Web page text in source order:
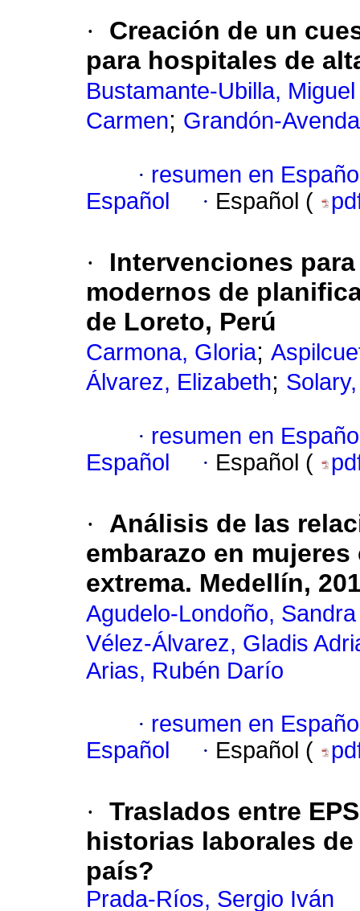
·
Creación de un
para hospitales de
Bustamante-Ubilla,
Carmen; Grandón-
· resumen en
Español
· Español (
·
Intervenciones
modernos de
de Loreto, Perú
Carmona, Gloria;
Álvarez, Elizabeth;
· resumen en
Español
· Español (
·
Análisis de las
embarazo en
extrema. Medellín,
Agudelo-Londoño,
Vélez-Álvarez, Gladis
Arias, Rubén Darío
· resumen en
Español
· Español (
· Traslados entre
historias laborales
país?
Prada-Ríos, Sergio Iván